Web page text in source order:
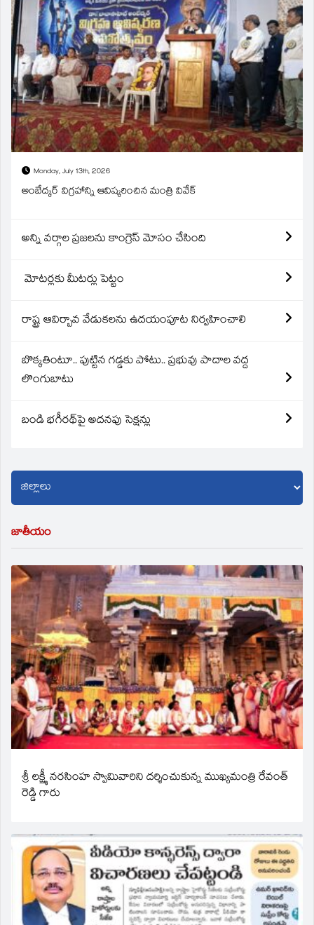
Monday, July 13th, 2026
అంబేద్కర్ విగ్రహాన్ని ఆవిష్కరించిన మంత్రి వివేక్
అన్ని వర్గాల ప్రజలను కాంగ్రెస్ మోసం చేసింది
మోటర్లకు మీటర్లు పెట్టం
రాష్ట్ర ఆవిర్బావ వేడుకలను ఉదయంపూట నిర్వహించాలి
బొక్కతింటూ.. పుట్టిన గడ్డకు పోటు.. ప్రభువు పాదాల వద్ద
లొంగుబాటు
బండి భగీరథ్‌పై అదనపు సెక్షన్లు
జాతీయం
శ్రీ లక్ష్మీ నరసింహ స్వామివారిని దర్శించుకున్న ముఖ్యమంత్రి రేవంత్
రెడ్డి గారు